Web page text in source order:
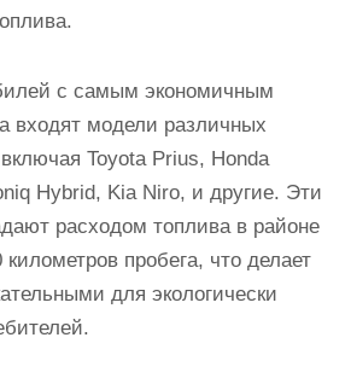
с самым экономичным
входят модели различных
Toyota Prius, Honda
Hybrid, Kia Niro, и другие. Эти
расходом топлива в районе
пробега, что делает
для экологически